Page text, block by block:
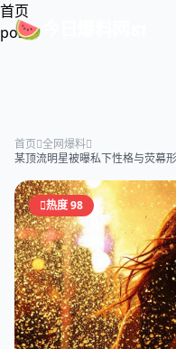
跳过导航
首页
post
🍉
首页 全网爆料
某顶流明星被曝私下性格与荧幕
热度 98